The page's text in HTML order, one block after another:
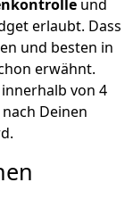
und
erlaubt. Dass
und besten in
erwähnt.
von 4
Deinen